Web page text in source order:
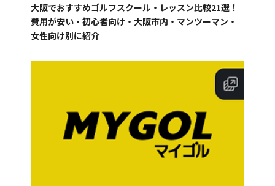
大阪でおすすめゴルフスクール・レッスン比較21選！
費用が安い・初心者向け・大阪市内・マンツーマン・
女性向け別に紹介